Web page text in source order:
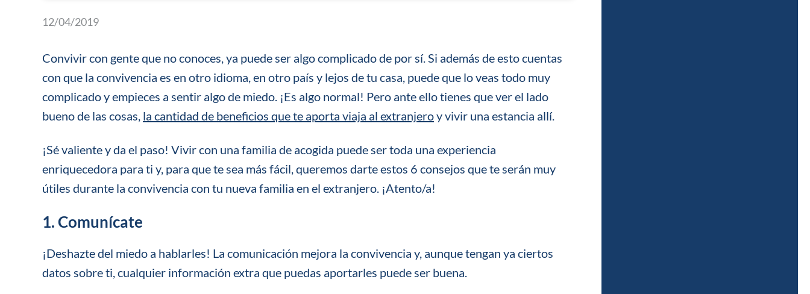
12/04/2019
Convivir con gente que no conoces, ya puede ser algo complicado de por sí. Si además de esto cuentas
con que la convivencia es en otro idioma, en otro país y lejos de tu casa, puede que lo veas todo muy
complicado y empieces a sentir algo de miedo. ¡Es algo normal! Pero ante ello tienes que ver el lado
bueno de las cosas, la cantidad de beneficios que te aporta viaja al extranjeroy vivir una estancia allí.
¡Sé valiente y da el paso! Vivir con una familia de acogida puede ser toda una experiencia
enriquecedora para ti y, para que te sea más fácil, queremos darte estos 6 consejos que te serán muy
útiles durante la convivencia con tu nueva familia en el extranjero. ¡Atento/a!
1. Comunícate
¡Deshazte del miedo a hablarles! La comunicación mejora la convivencia y, aunque tengan ya ciertos
datos sobre ti, cualquier información extra que puedas aportarles puede ser buena.